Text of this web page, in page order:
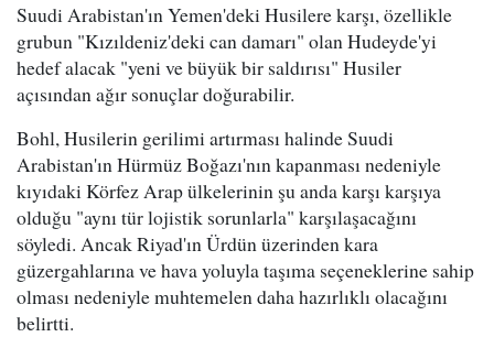
Suudi Arabistan'ın Yemen'deki Husilere karşı, özellikle
grubun "Kızıldeniz'deki can damarı" olan Hudeyde'yi
hedef alacak "yeni ve büyük bir saldırısı" Husiler
açısından ağır sonuçlar doğurabilir.
Bohl, Husilerin gerilimi artırması halinde Suudi
Arabistan'ın Hürmüz Boğazı'nın kapanması nedeniyle
kıyıdaki Körfez Arap ülkelerinin şu anda karşı karşıya
olduğu "aynı tür lojistik sorunlarla" karşılaşacağını
söyledi. Ancak Riyad'ın Ürdün üzerinden kara
güzergahlarına ve hava yoluyla taşıma seçeneklerine sahip
olması nedeniyle muhtemelen daha hazırlıklı olacağını
belirtti.